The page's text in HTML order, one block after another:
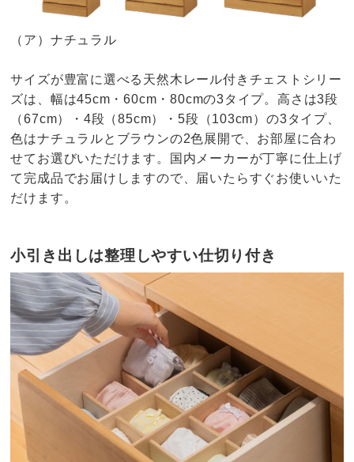
（ア）ナチュラル
サイズが豊富に選べる天然木レール付きチェストシリー
ズは、幅は45cm・60cm・80cmの3タイプ。高さは3段
（67cm）・4段（85cm）・5段（103cm）の3タイプ、
色はナチュラルとブラウンの2色展開で、お部屋に合わ
せてお選びいただけます。国内メーカーが丁寧に仕上げ
て完成品でお届けしますので、届いたらすぐお使いいた
だけます。
小引き出しは整理しやすい仕切り付き